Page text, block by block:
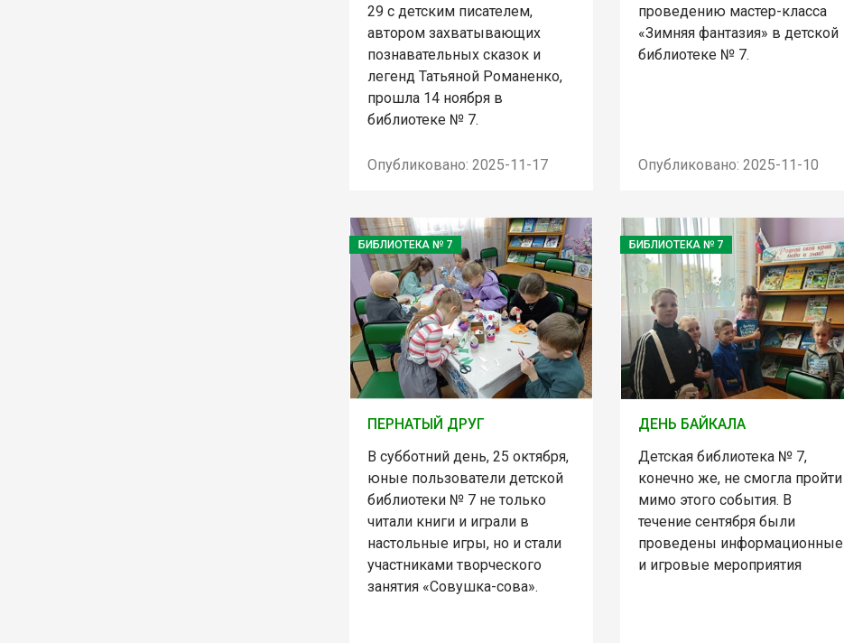
29 с детским писателем,
автором захватывающих
познавательных сказок и
легенд Татьяной Романенко,
прошла 14 ноября в
библиотеке № 7.
Опубликовано: 2025-11-17
проведению мастер-класса
«Зимняя фантазия» в детской
библиотеке № 7.
Опубликовано: 2025-11-10
БИБЛИОТЕКА № 7
ПЕРНАТЫЙ ДРУГ
В субботний день, 25 октября,
юные пользователи детской
библиотеки № 7 не только
читали книги и играли в
настольные игры, но и стали
участниками творческого
занятия «Совушка-сова».
БИБЛИОТЕКА № 7
ДЕНЬ БАЙКАЛА
Детская библиотека № 7,
конечно же, не смогла пройти
мимо этого события. В
течение сентября были
проведены информационные
и игровые мероприятия